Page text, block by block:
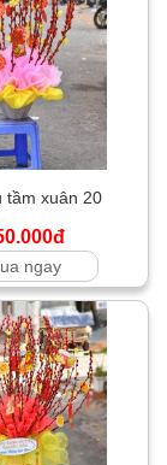
tầm xuân 20
ngay